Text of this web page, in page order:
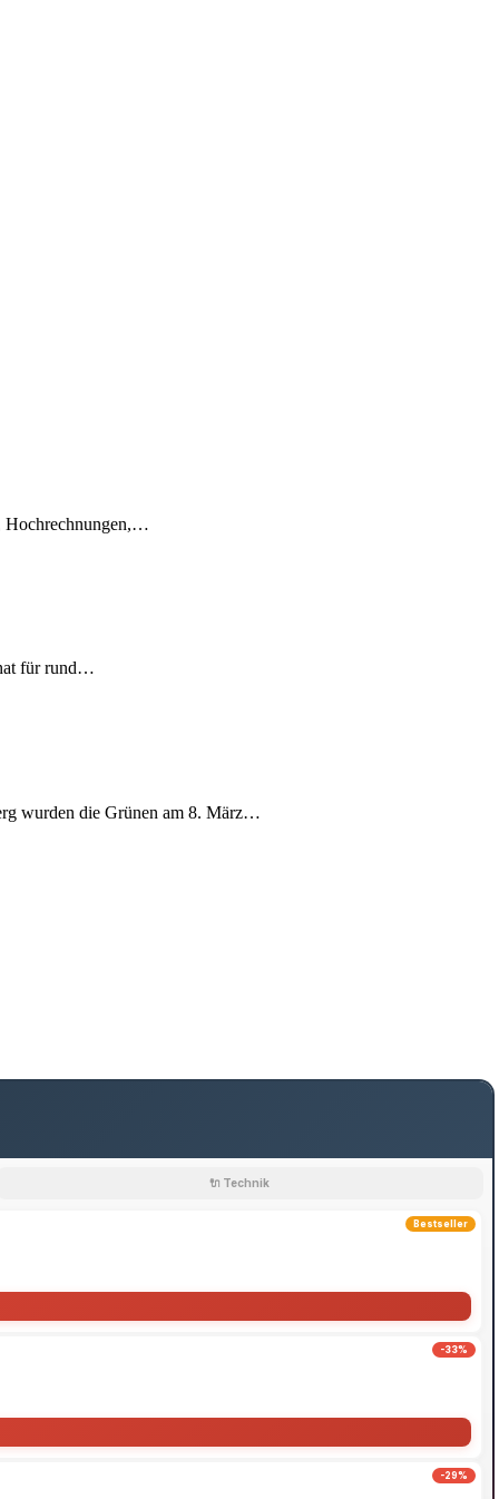
Hochrechnungen,…
für rund…
wurden die Grünen am 8. März…
🔌 Technik
Bestseller
-33%
-29%